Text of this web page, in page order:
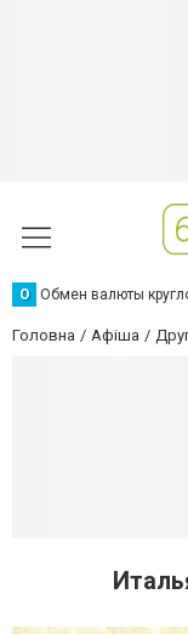
О Обмен валюты
Головна Афіша